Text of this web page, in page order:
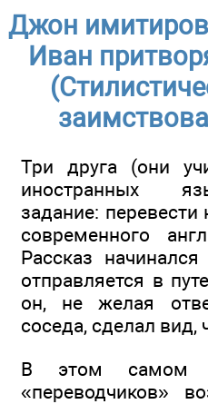
Джон
Иван
Три друга (они
иностранных
задание:
современного
Рассказ
отправляется в
он, не желая
соседа, сделал вид,
В этом самом
«переводчиков»